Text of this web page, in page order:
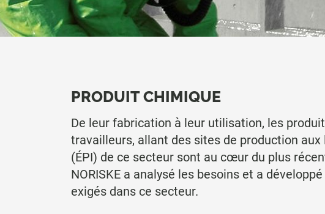
PRODUIT CHIMIQUE
De leur fabrication à leur utilisation, les
travailleurs, allant des sites de production
(ÉPI) de ce secteur sont au cœur du plus
NORISKE a analysé les besoins et a
exigés dans ce secteur.